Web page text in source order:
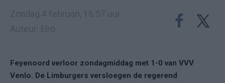
Feyenoord verloor zondagmiddag met 1-0 van VVV
Venlo. De Limburgers versloegen de regerend